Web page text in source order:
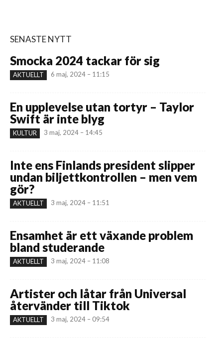
SENASTE NYTT
Smocka 2024 tackar för sig
AKTUELLT 6 maj, 2024 – 11:15
En upplevelse utan tortyr – Taylor
Swift är inte blyg
KULTUR 3 maj, 2024 – 14:45
Inte ens Finlands president slipper
undan biljettkontrollen – men vem
gör?
AKTUELLT 3 maj, 2024 – 11:51
Ensamhet är ett växande problem
bland studerande
AKTUELLT 3 maj, 2024 – 11:08
Artister och låtar från Universal
återvänder till Tiktok
AKTUELLT 3 maj, 2024 – 09:54